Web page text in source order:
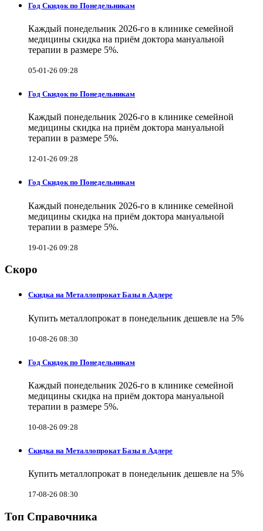
Год Скидок по Понедельникам
Каждый понедельник 2026-го в клинике семейной
медицины скидка на приём доктора мануальной
терапии в размере 5%.
05-01-26 09:28
Год Скидок по Понедельникам
Каждый понедельник 2026-го в клинике семейной
медицины скидка на приём доктора мануальной
терапии в размере 5%.
12-01-26 09:28
Год Скидок по Понедельникам
Каждый понедельник 2026-го в клинике семейной
медицины скидка на приём доктора мануальной
терапии в размере 5%.
19-01-26 09:28
Скоро
Скидка на Металлопрокат Базы в Адлере
Купить металлопрокат в понедельник дешевле на 5%
10-08-26 08:30
Год Скидок по Понедельникам
Каждый понедельник 2026-го в клинике семейной
медицины скидка на приём доктора мануальной
терапии в размере 5%.
10-08-26 09:28
Скидка на Металлопрокат Базы в Адлере
Купить металлопрокат в понедельник дешевле на 5%
17-08-26 08:30
Топ Справочника